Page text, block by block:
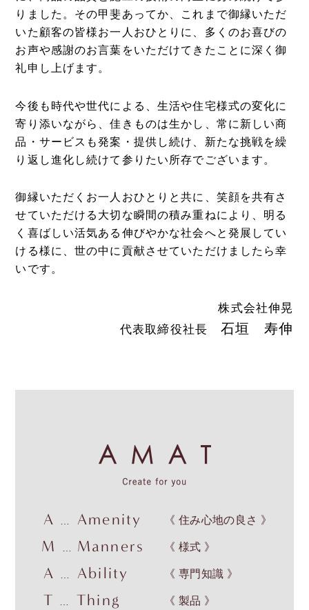
りました。その甲斐あってか、これまで御縁いただ
いた顧客の皆様お一人おひとりに、多くのお喜びの
お声や感謝のお言葉をいただけてきたことに深く御
礼申し上げます。
今後も時代や世代による、生活や住宅様式の変化に
寄り添いながら、佳きものは生かし、常に新しい商
品・サービスも発案・提供し続け、新たな挑戦を繰
り返し進化し続けて参りたい所存でございます。
御縁いただくお一人おひとりと共に、笑顔を共有さ
せていただける大切な瞬間の積み重ねにより、明る
く喜ばしい活気ある伸びやかな社会へと発展してい
ける様に、世の中に貢献させていただけましたら幸
いです。
株式会社伸晃
代表取締役社長 石垣 寿伸
A Amenity 《 住み心地の良さ 》
M Manners 《 様式 》
A Ability 《 専門知識 》
T Thing 《 製品 》